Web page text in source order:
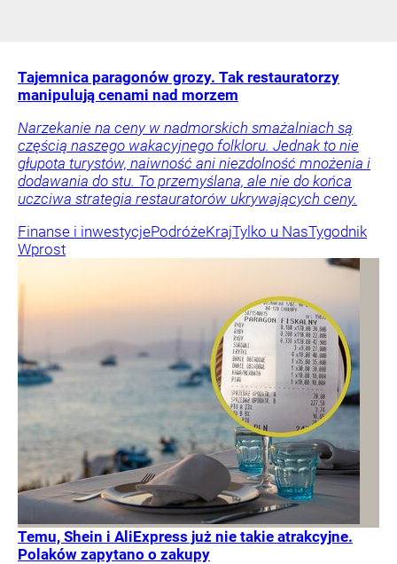
Tajemnica paragonów grozy. Tak restauratorzy
manipulują cenami nad morzem
Narzekanie na ceny w nadmorskich smażalniach są
częścią naszego wakacyjnego folkloru. Jednak to nie
głupota turystów, naiwność ani niezdolność mnożenia i
dodawania do stu. To przemyślana, ale nie do końca
uczciwa strategia restauratorów ukrywających ceny.
Finanse i inwestycjePodróżeKrajTylko u NasTygodnik
Wprost
Temu, Shein i AliExpress już nie takie atrakcyjne.
Polaków zapytano o zakupy